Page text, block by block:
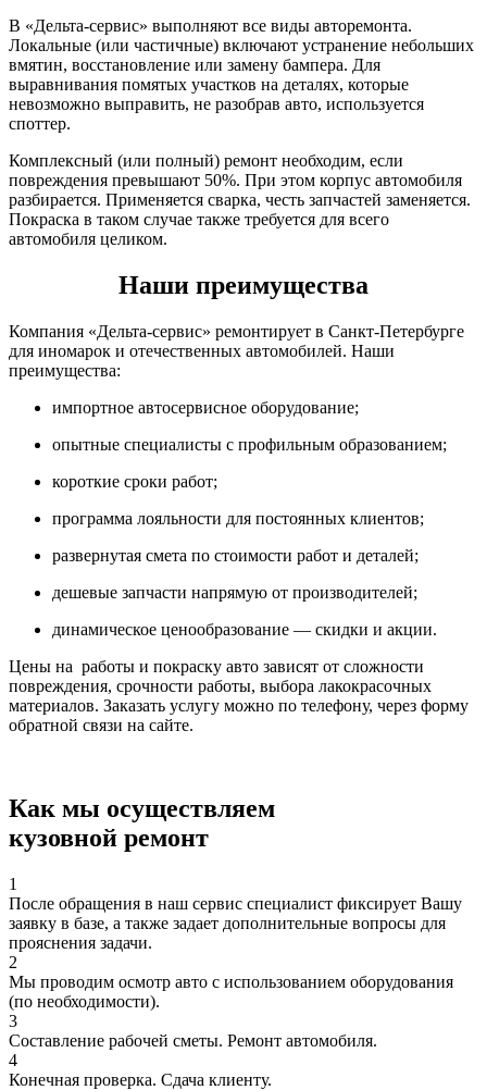
В «Дельта-сервис» выполняют все виды авторемонта.
Локальные (или частичные) включают устранение небольших
вмятин, восстановление или замену бампера. Для
выравнивания помятых участков на деталях, которые
невозможно выправить, не разобрав авто, используется
споттер.
Комплексный (или полный) ремонт необходим, если
повреждения превышают 50%. При этом корпус автомобиля
разбирается. Применяется сварка, честь запчастей заменяется.
Покраска в таком случае также требуется для всего
автомобиля целиком.
Наши преимущества
Компания «Дельта-сервис» ремонтирует в Санкт-Петербурге
для иномарок и отечественных автомобилей. Наши
преимущества:
импортное автосервисное оборудование;
опытные специалисты с профильным образованием;
короткие сроки работ;
программа лояльности для постоянных клиентов;
развернутая смета по стоимости работ и деталей;
дешевые запчасти напрямую от производителей;
динамическое ценообразование — скидки и акции.
Цены на работы и покраску авто зависят от сложности
повреждения, срочности работы, выбора лакокрасочных
материалов. Заказать услугу можно по телефону, через форму
обратной связи на сайте.
Как мы осуществляем
кузовной ремонт
1
После обращения в наш сервис специалист фиксирует Вашу
заявку в базе, а также задает дополнительные вопросы для
прояснения задачи.
2
Мы проводим осмотр авто с использованием оборудования
(по необходимости).
3
Составление рабочей сметы. Ремонт автомобиля.
4
Конечная проверка. Сдача клиенту.